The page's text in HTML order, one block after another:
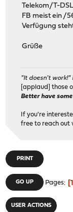
Telekom/T-
FB meist ein /
Verfügung
Grüße
"It doesn't work!"
[applaud] those
Better have
If you're
free to reach out
PRINT
GO UP Pages
USER ACTIONS